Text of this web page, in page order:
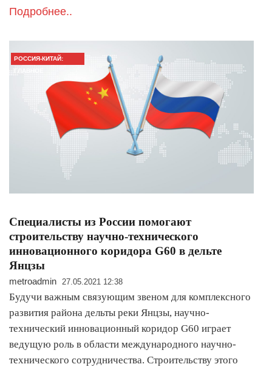
Подробнее..
РОССИЯ-КИТАЙ:
ГЛАВНОЕ
Специалисты из России помогают
строительству научно-технического
инновационного коридора G60 в дельте
Янцзы
metroadmin 27.05.2021 12:38
Будучи важным связующим звеном для комплексного
развития района дельты реки Янцзы, научно-
технический инновационный коридор G60 играет
ведущую роль в области международного научно-
технического сотрудничества. Строительству этого